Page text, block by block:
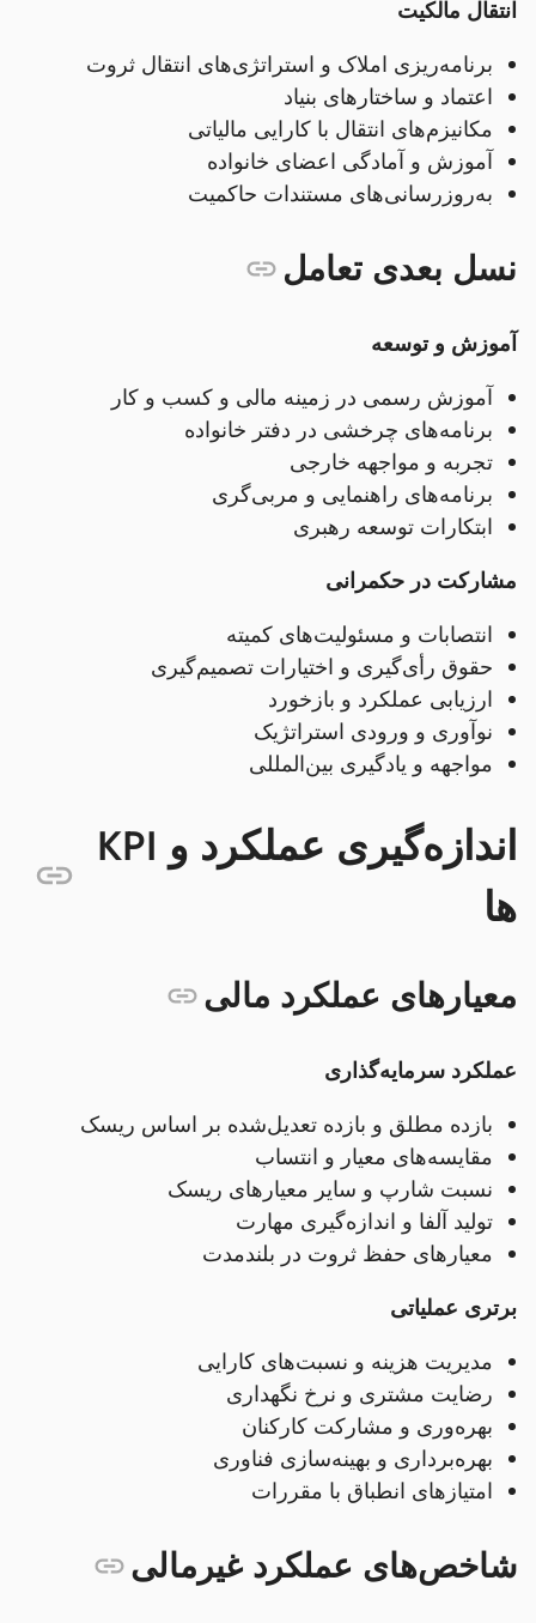
انتقال مالکیت
برنامه‌ریزی املاک و استراتژی‌های انتقال ثروت
اعتماد و ساختارهای بنیاد
مکانیزم‌های انتقال با کارایی مالیاتی
آموزش و آمادگی اعضای خانواده
به‌روزرسانی‌های مستندات حاکمیت
نسل بعدی تعامل
آموزش و توسعه
آموزش رسمی در زمینه مالی و کسب و کار
برنامه‌های چرخشی در دفتر خانواده
تجربه و مواجهه خارجی
برنامه‌های راهنمایی و مربی‌گری
ابتکارات توسعه رهبری
مشارکت در حکمرانی
انتصابات و مسئولیت‌های کمیته
حقوق رأی‌گیری و اختیارات تصمیم‌گیری
ارزیابی عملکرد و بازخورد
نوآوری و ورودی استراتژیک
مواجهه و یادگیری بین‌المللی
اندازه‌گیری عملکرد و KPI
ها
معیارهای عملکرد مالی
عملکرد سرمایه‌گذاری
بازده مطلق و بازده تعدیل‌شده بر اساس ریسک
مقایسه‌های معیار و انتساب
نسبت شارپ و سایر معیارهای ریسک
تولید آلفا و اندازه‌گیری مهارت
معیارهای حفظ ثروت در بلندمدت
برتری عملیاتی
مدیریت هزینه و نسبت‌های کارایی
رضایت مشتری و نرخ نگهداری
بهره‌وری و مشارکت کارکنان
بهره‌برداری و بهینه‌سازی فناوری
امتیازهای انطباق با مقررات
شاخص‌های عملکرد غیرمالی